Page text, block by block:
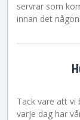
servrar som
innan det
Tack vare att vi
varje dag har